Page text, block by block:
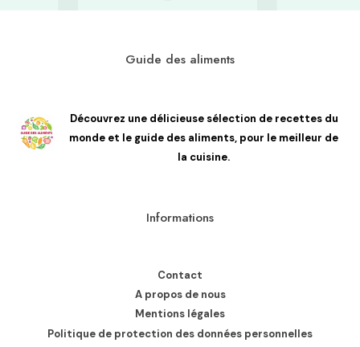
Guide des aliments
Découvrez une délicieuse sélection de recettes du
monde et le guide des aliments, pour le meilleur de
la cuisine.
Informations
Contact
A propos de nous
Mentions légales
Politique de protection des données personnelles